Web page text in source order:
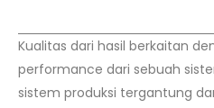
Kualitas dari hasil berkaitan
performance dari sebuah
sistem produksi tergantung